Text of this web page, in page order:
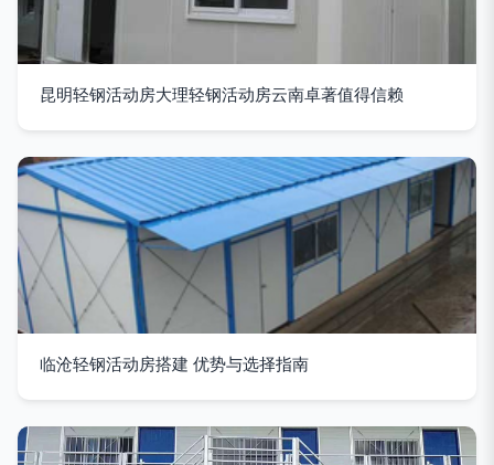
昆明轻钢活动房大理轻钢活动房云南卓著值得信赖
临沧轻钢活动房搭建 优势与选择指南